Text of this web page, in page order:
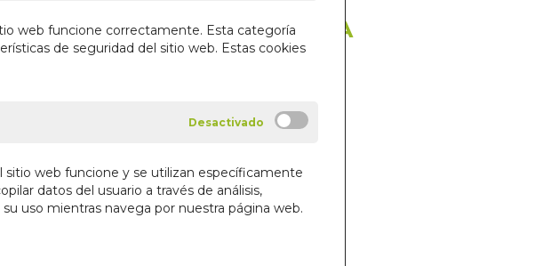
web funcione correctamente. Esta categoría
de seguridad del sitio web. Estas cookies
sitio web funcione y se utilizan específicamente
datos del usuario a través de análisis,
uso mientras navega por nuestra página web.
DAMA DE MIS SUEÑOS. LA
15,00 €
Añadir a la cesta